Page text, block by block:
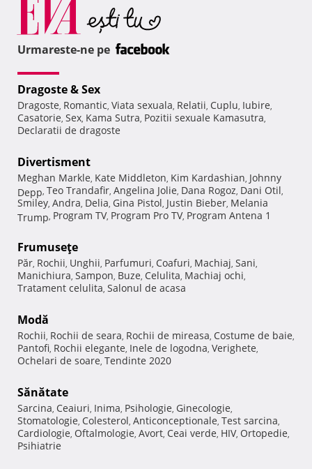
Urmareste-ne pe
Dragoste & Sex
Dragoste, Romantic, Viata sexuala, Relatii, Cuplu, Iubire,
Casatorie, Sex, Kama Sutra, Pozitii sexuale Kamasutra,
Declaratii de dragoste
Divertisment
Meghan Markle, Kate Middleton, Kim Kardashian, Johnny
Depp, Teo Trandafir, Angelina Jolie, Dana Rogoz, Dani Otil,
Smiley, Andra, Delia, Gina Pistol, Justin Bieber, Melania
Trump, Program TV, Program Pro TV, Program Antena 1
Frumuseţe
Păr, Rochii, Unghii, Parfumuri, Coafuri, Machiaj, Sani,
Manichiura, Sampon, Buze, Celulita, Machiaj ochi,
Tratament celulita, Salonul de acasa
Modă
Rochii, Rochii de seara, Rochii de mireasa, Costume de baie,
Pantofi, Rochii elegante, Inele de logodna, Verighete,
Ochelari de soare, Tendinte 2020
Sănătate
Sarcina, Ceaiuri, Inima, Psihologie, Ginecologie,
Stomatologie, Colesterol, Anticonceptionale, Test sarcina,
Cardiologie, Oftalmologie, Avort, Ceai verde, HIV, Ortopedie,
Psihiatrie